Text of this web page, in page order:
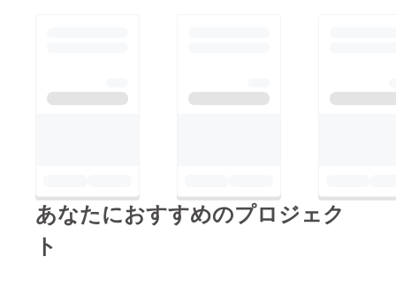
あなたにおすすめのプロジェク
ト